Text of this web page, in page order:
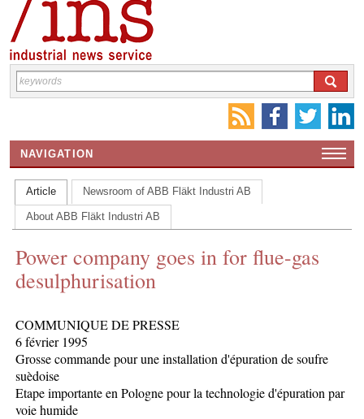
NAVIGATION
HOME
CONTACT US
INS MAIN WEBSITE
ABOUT US
Article Newsroom of ABB Fläkt Industri AB
About ABB Fläkt Industri AB
Power company goes in for flue-gas
desulphurisation
COMMUNIQUE DE PRESSE
6 février 1995
Grosse commande pour une installation d'épuration de soufre
suèdoise
Etape importante en Pologne pour la technologie d'épuration par
voie humide